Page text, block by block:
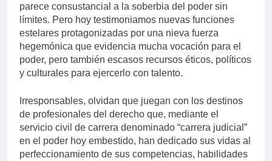
parece consustancial a la soberbia del poder sin
límites. Pero hoy testimoniamos nuevas funciones
estelares protagonizadas por una nieva fuerza
hegemónica que evidencia mucha vocación para el
poder, pero también escasos recursos éticos, políticos
y culturales para ejercerlo con talento.
Irresponsables, olvidan que juegan con los destinos
de profesionales del derecho que, mediante el
servicio civil de carrera denominado “carrera judicial”
en el poder hoy embestido, han dedicado sus vidas al
perfeccionamiento de sus competencias, habilidades